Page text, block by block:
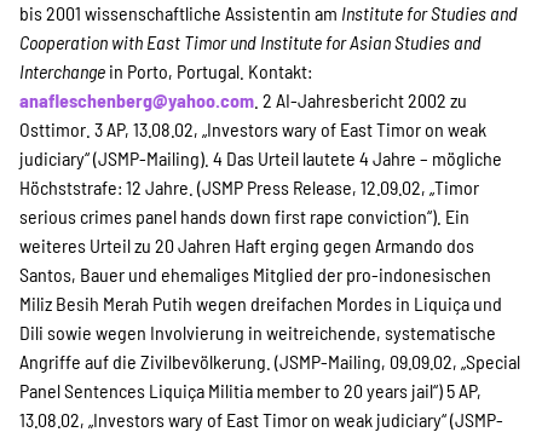
bis 2001 wissenschaftliche Assistentin am Institute for Studies and
Cooperation with East Timor und Institute for Asian Studies and
Interchange in Porto, Portugal. Kontakt:
anafleschenberg@yahoo.com 2 AI-Jahresbericht 2002 zu
Osttimor. 3 AP, 13.08.02, „Investors wary of East Timor on weak
judiciary“ (JSMP-Mailing). 4 Das Urteil lautete 4 Jahre – mögliche
Höchststrafe: 12 Jahre. (JSMP Press Release, 12.09.02, „Timor
serious crimes panel hands down first rape conviction“). Ein
weiteres Urteil zu 20 Jahren Haft erging gegen Armando dos
Santos, Bauer und ehemaliges Mitglied der pro-indonesischen
Miliz Besih Merah Putih wegen dreifachen Mordes in Liquiça und
Dili sowie wegen Involvierung in weitreichende, systematische
Angriffe auf die Zivilbevölkerung. (JSMP-Mailing, 09.09.02, „Special
Panel Sentences Liquiça Militia member to 20 years jail“) 5 AP,
13.08.02, „Investors wary of East Timor on weak judiciary“ (JSMP-